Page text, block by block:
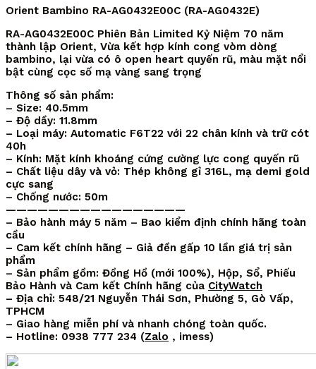
Orient Bambino RA-AG0432E00C (RA-AG0432E)
RA-AG0432E00C Phiên Bản Limited Kỷ Niệm 70 năm
thành lập Orient, Vừa kết hợp kính cong vòm dòng
bambino, lại vừa có ô open heart quyến rũ, màu mặt nổi
bật cùng cọc số mạ vàng sang trọng
Thông số sản phẩm:
– Size: 40.5mm
– Độ dầy: 11.8mm
– Loại máy: Automatic F6T22 với 22 chân kính và trữ cót
40h
– Kính: Mặt kính khoáng cứng cường lực cong quyến rũ
– Chất liệu dây và vỏ: Thép không gỉ 316L, mạ demi gold
cực sang
– Chống nước: 50m
—————————————————
– Bảo hành máy 5 năm – Bao kiểm định chính hãng toàn
cầu
– Cam kết chính hãng – Giả đền gấp 10 lần giá trị sản
phẩm
– Sản phẩm gồm: Đồng Hồ (mới 100%), Hộp, Sổ, Phiếu
Bảo Hành và Cam kết Chính hãng của CityWatch
– Địa chỉ: 548/21 Nguyễn Thái Sơn, Phường 5, Gò Vấp,
TPHCM
– Giao hàng miễn phí và nhanh chóng toàn quốc.
– Hotline: 0938 777 234 (Zalo , imess)